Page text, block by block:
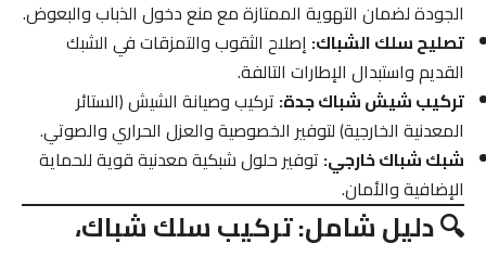
الجودة لضمان التهوية الممتازة مع منع دخول الذباب والبعوض.
تصليح سلك الشباك: إصلاح الثقوب والتمزقات في الشبك
القديم واستبدال الإطارات التالفة.
تركيب شيش شباك جدة: تركيب وصيانة الشيش (الستائر
المعدنية الخارجية) لتوفير الخصوصية والعزل الحراري والصوتي.
شبك شباك خارجي: توفير حلول شبكية معدنية قوية للحماية
الإضافية والأمان.
🔍 دليل شامل: تركيب سلك شباك،